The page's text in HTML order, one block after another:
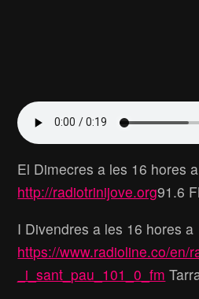
El Dimecres a les 16 hores a
http://radiotrinijove.org91.6
I Divendres a les 16 hores a
https://www.radioline.co/en/
_i_sant_pau_101_0_fm